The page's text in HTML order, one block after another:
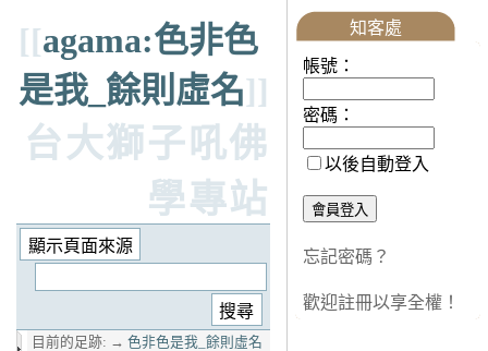
[[agama:色非色
是我_餘則虛名]]
台大獅子吼佛
學專站
目前的足跡: → 色非色是我_餘則虛名
知客處
帳號：
密碼：
以後自動登入
忘記密碼？
歡迎註冊以享全權！